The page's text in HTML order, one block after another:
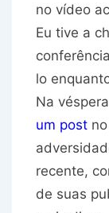
no vídeo
Eu tive a
lo
Na
um post
recente,
de suas